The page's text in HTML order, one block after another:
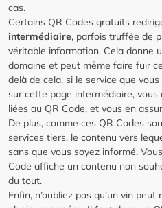
cas.
Certains QR Codes gratuits
intermédiaire, parfois truffée de
véritable information. Cela donne
domaine et peut même faire fuir
delà de cela, si le service que
sur cette page intermédiaire,
liées au QR Code, et vous en
De plus, comme ces QR Codes
services tiers, le contenu vers
sans que vous soyez informé.
Code affiche un contenu non
du tout.
Enfin, n’oubliez pas qu’un vin